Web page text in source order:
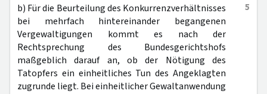
5
b) Für die Beurteilung des Konkurrenzverhältnisses
bei mehrfach hintereinander begangenen
Vergewaltigungen kommt es nach der
Rechtsprechung des Bundesgerichtshofs
maßgeblich darauf an, ob der Nötigung des
Tatopfers ein einheitliches Tun des Angeklagten
zugrunde liegt. Bei einheitlicher Gewaltanwendung